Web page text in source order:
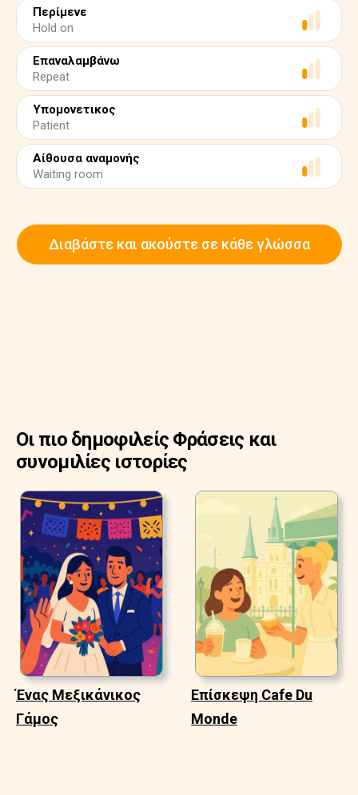
Περίμενε
Hold on
Επαναλαμβάνω
Repeat
Υπομονετικος
Patient
Αίθουσα αναμονής
Waiting room
Διαβάστε και ακούστε σε κάθε γλώσσα
Οι πιο δημοφιλείς Φράσεις και
συνομιλίες ιστορίες
Ένας Μεξικάνικος
Γάμος
Επίσκεψη Cafe Du
Monde